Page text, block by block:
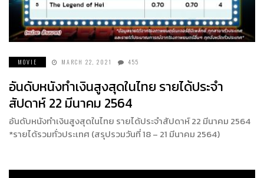
MOVIE MARCH 22, 2021 455
อันดับหนังทำเงินสูงสุดในไทย รายได้ประจำ
สัปดาห์ 22 มีนาคม 2564
อันดับหนังทำเงินสูงสุดในไทย รายได้ประจำสัปดาห์ 22 มีนาคม 2564
*รายได้รวมทั่วประเทศ (สรุปรวมวันที่ 18 – 21 มีนาคม 2564)